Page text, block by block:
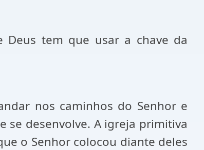
tem que usar a chave da
nos caminhos do Senhor e
se desenvolve. A igreja primitiva
o Senhor colocou diante deles